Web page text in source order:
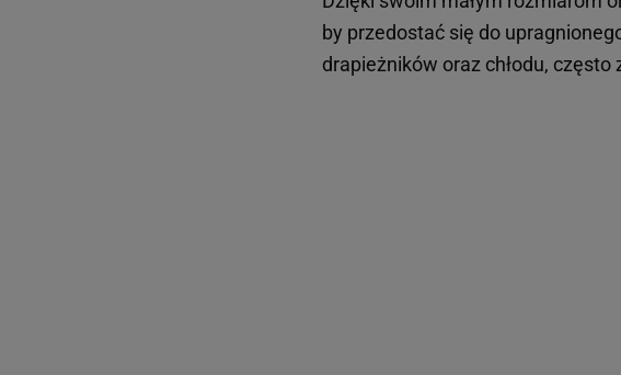
by przedostać się do
drapieżników oraz chłodu,